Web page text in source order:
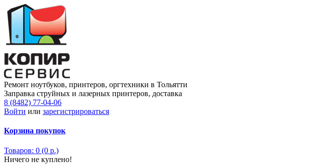
Ремонт ноутбуков, принтеров, оргтехники в Тольятти
Заправка струйных и лазерных принтеров, доставка
8 (8482) 77-04-06
Войти или зарегистрироваться
Корзина покупок
Товаров: 0 (0 р.)
Ничего не куплено!